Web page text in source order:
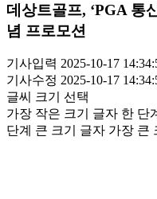
데상트골프, ‘PGA 통
념 프로모션
기사입력 2025-10-17
기사수정 2025-10-17
글씨 크기 선택
가장 작은 크기 글자 한 단
단계 큰 크기 글자 가장 큰